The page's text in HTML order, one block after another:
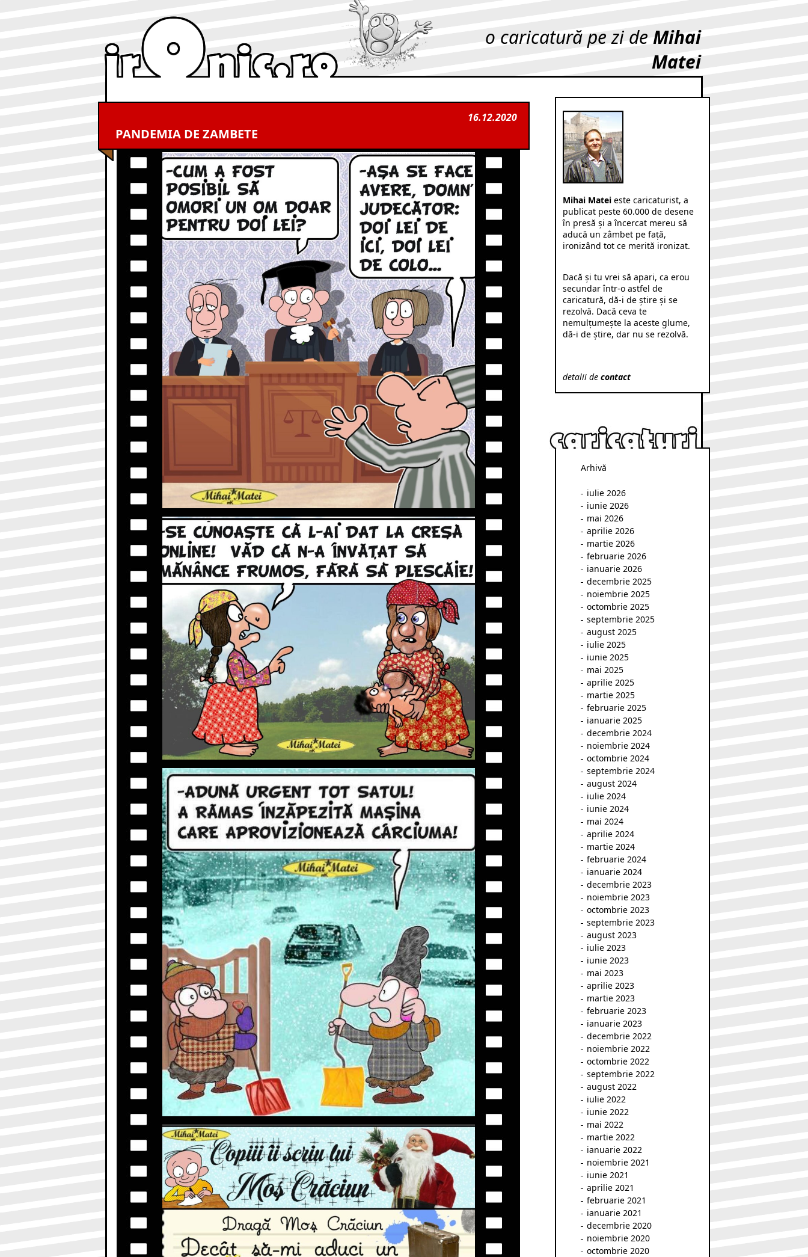
o caricatură pe zi deMihai
Matei
16.12.2020
PANDEMIA DE ZAMBETE
Mihai Matei este caricaturist, a
publicat peste 60.000 de desene
în presă şi a încercat mereu să
aducă un zâmbet pe faţă,
ironizând tot ce merită ironizat.
Dacă şi tu vrei să apari, ca erou
secundar într-o astfel de
caricatură, dă-i de ştire şi se
rezolvă. Dacă ceva te
nemulţumeşte la aceste glume,
dă-i de ştire, dar nu se rezolvă.
detalii de contact
Arhivă
iulie 2026
iunie 2026
mai 2026
aprilie 2026
martie 2026
februarie 2026
ianuarie 2026
decembrie 2025
noiembrie 2025
octombrie 2025
septembrie 2025
august 2025
iulie 2025
iunie 2025
mai 2025
aprilie 2025
martie 2025
februarie 2025
ianuarie 2025
decembrie 2024
noiembrie 2024
octombrie 2024
septembrie 2024
august 2024
iulie 2024
iunie 2024
mai 2024
aprilie 2024
martie 2024
februarie 2024
ianuarie 2024
decembrie 2023
noiembrie 2023
octombrie 2023
septembrie 2023
august 2023
iulie 2023
iunie 2023
mai 2023
aprilie 2023
martie 2023
februarie 2023
ianuarie 2023
decembrie 2022
noiembrie 2022
octombrie 2022
septembrie 2022
august 2022
iulie 2022
iunie 2022
mai 2022
martie 2022
ianuarie 2022
noiembrie 2021
iunie 2021
aprilie 2021
februarie 2021
ianuarie 2021
decembrie 2020
noiembrie 2020
octombrie 2020